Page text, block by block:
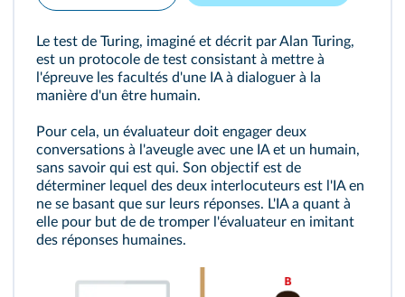
Le test de Turing, imaginé et décrit par Alan Turing,
est un protocole de test consistant à mettre à
l'épreuve les facultés d'une IA à dialoguer à la
manière d'un être humain.
Pour cela, un évaluateur doit engager deux
conversations à l'aveugle avec une IA et un humain,
sans savoir qui est qui. Son objectif est de
déterminer lequel des deux interlocuteurs est l'IA en
ne se basant que sur leurs réponses. L'IA a quant à
elle pour but de de tromper l'évaluateur en imitant
des réponses humaines.